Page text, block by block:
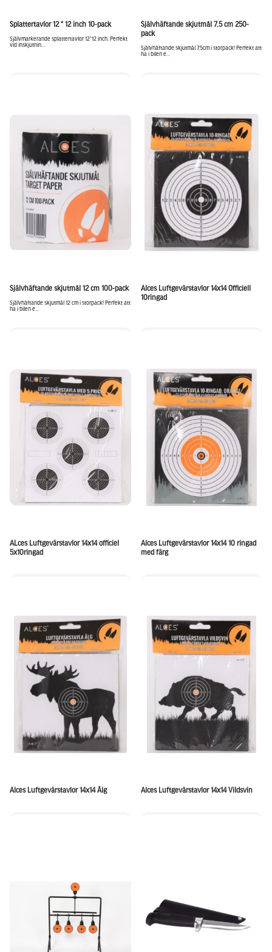
Splattertavlor 12 * 12 inch 10-pack
Självmarkerande splattertavlor 12*12 inch. Perfekt
vid inskjutnin...
Självhäftande skjutmål 7,5 cm 250-
pack
Självhäftande skjutmål 7,5cm i storpack! Perfekt att
ha i bilen e...
Självhäftande skjutmål 12 cm 100-pack
Självhäftande skjutmål 12 cm i storpack! Perfekt att
ha i bilen e...
Alces Luftgevärstavlor 14x14 Officiell
10ringad
ALces Luftgevärstavlor 14x14 officiel
5x10ringad
Alces Luftgevärstavlor 14x14 10 ringad
med färg
Alces Luftgevärstavlor 14x14 Älg Alces Luftgevärstavlor 14x14 Vildsvin